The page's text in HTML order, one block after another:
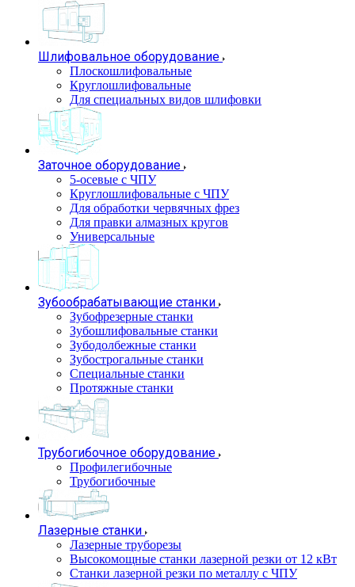
Шлифовальное оборудование
Плоскошлифовальные
Круглошлифовальные
Для специальных видов шлифовки
Заточное оборудование
5-осевые с ЧПУ
Круглошлифовальные с ЧПУ
Для обработки червячных фрез
Для правки алмазных кругов
Универсальные
Зубообрабатывающие станки
Зубофрезерные станки
Зубошлифовальные станки
Зубодолбежные станки
Зубострогальные станки
Специальные станки
Протяжные станки
Трубогибочное оборудование
Профилегибочные
Трубогибочные
Лазерные станки
Лазерные труборезы
Высокомощные станки лазерной резки от 12 кВт
Станки лазерной резки по металлу с ЧПУ